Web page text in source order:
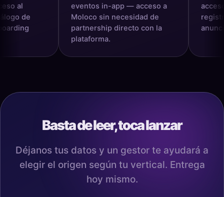
eventos in-app — acceso a
Moloco sin necesidad de
partnership directo con la
plataforma.
acceso a
registro
anunciante.
Basta de leer, toca lanzar
Déjanos tus datos y un gestor te ayudará a
elegir el origen según tu vertical. Entrega
hoy mismo.